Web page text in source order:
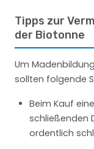
Tipps zur
der Biotonne
Um
sollten folgende
Beim Kauf
schließenden
ordentlich